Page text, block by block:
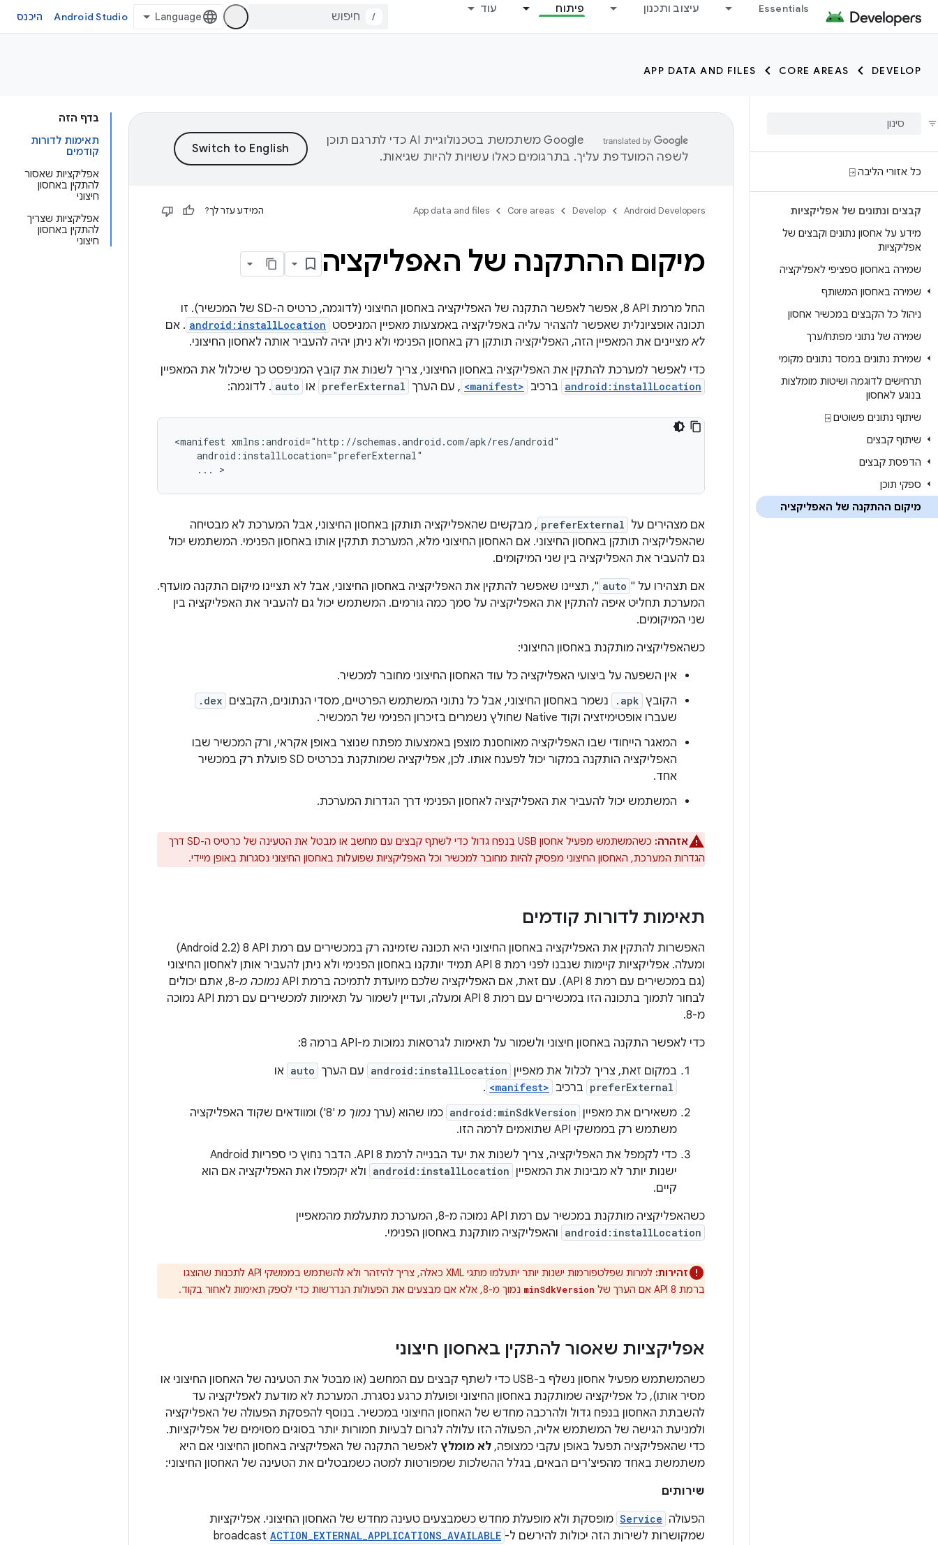
Essentials עיצוב ותכנון פיתוח עוד
/
Android Studio היכנס
DEVELOP
CORE AREAS
APP DATA AND FILES
כל אזורי הליבה ⍈
קבצים ונתונים של אפליקציות
מידע על אחסון נתונים וקבצים של
אפליקציות
שמירה באחסון ספציפי לאפליקציה
שמירה באחסון המשותף
ניהול כל הקבצים במכשיר אחסון
שמירה של נתוני מפתח/ערך
שמירת נתונים במסד נתונים מקומי
תרחישים לדוגמה ושיטות מומלצות
בנוגע לאחסון
שיתוף נתונים פשוטים ⍈
שיתוף קבצים
הדפסת קבצים
ספקי תוכן
מיקום ההתקנה של האפליקציה
בדף הזה
תאימות לדורות
קודמים
אפליקציות שאסור
להתקין באחסון
חיצוני
אפליקציות שצריך
להתקין באחסון
חיצוני
‫Google משתמשת בטכנולוגיית AI כדי לתרגם תוכן
לשפה המועדפת עליך. בתרגומים כאלו עשויות להיות שגיאות.
Android Developers
Develop
Core areas
App data and files המידע עזר לך?
מיקום ההתקנה של האפליקציה
החל מרמת API‏ 8, אפשר לאפשר התקנה של האפליקציה באחסון החיצוני (לדוגמה, כרטיס ה-SD של המכשיר). זו
תכונה אופציונלית שאפשר להצהיר עליה באפליקציה באמצעות מאפיין המניפסט android:installLocation . אם
לא מציינים את המאפיין הזה, האפליקציה תותקן רק באחסון הפנימי ולא ניתן יהיה להעביר אותה לאחסון החיצוני.
כדי לאפשר למערכת להתקין את האפליקציה באחסון החיצוני, צריך לשנות את קובץ המניפסט כך שיכלול את המאפיין
android:installLocation ברכיב <manifest> , עם הערך preferExternal או auto . לדוגמה:
<manifest
...
>
אם מצהירים על preferExternal , מבקשים שהאפליקציה תותקן באחסון החיצוני, אבל המערכת לא מבטיחה
שהאפליקציה תותקן באחסון החיצוני. אם האחסון החיצוני מלא, המערכת תתקין אותו באחסון הפנימי. המשתמש יכול
גם להעביר את האפליקציה בין שני המיקומים.
אם תצהירו על " auto ", תציינו שאפשר להתקין את האפליקציה באחסון החיצוני, אבל לא תציינו מיקום התקנה מועדף.
המערכת תחליט איפה להתקין את האפליקציה על סמך כמה גורמים. המשתמש יכול גם להעביר את האפליקציה בין
שני המיקומים.
כשהאפליקציה מותקנת באחסון החיצוני:
אין השפעה על ביצועי האפליקציה כל עוד האחסון החיצוני מחובר למכשיר.
הקובץ .apk נשמר באחסון החיצוני, אבל כל נתוני המשתמש הפרטיים, מסדי הנתונים, הקבצים .dex
שעברו אופטימיזציה וקוד Native שחולץ נשמרים בזיכרון הפנימי של המכשיר.
המאגר הייחודי שבו האפליקציה מאוחסנת מוצפן באמצעות מפתח שנוצר באופן אקראי, ורק המכשיר שבו
האפליקציה הותקנה במקור יכול לפענח אותו. לכן, אפליקציה שמותקנת בכרטיס SD פועלת רק במכשיר
אחד.
המשתמש יכול להעביר את האפליקציה לאחסון הפנימי דרך הגדרות המערכת.
אזהרה:
כשהמשתמש מפעיל אחסון USB בנפח גדול כדי לשתף קבצים עם מחשב או מבטל את הטעינה של כרטיס ה-SD דרך
הגדרות המערכת, האחסון החיצוני מפסיק להיות מחובר למכשיר וכל האפליקציות שפועלות באחסון החיצוני נסגרות באופן מיידי.
תאימות לדורות קודמים
האפשרות להתקין את האפליקציה באחסון החיצוני היא תכונה שזמינה רק במכשירים עם רמת API‏ 8 (Android 2.2)
ומעלה. אפליקציות קיימות שנבנו לפני רמת API 8 תמיד יותקנו באחסון הפנימי ולא ניתן להעביר אותן לאחסון החיצוני
(גם במכשירים עם רמת API 8). עם זאת, אם האפליקציה שלכם מיועדת לתמיכה ברמת API
נמוכה מ
-8, אתם יכולים
לבחור לתמוך בתכונה הזו במכשירים עם רמת API 8 ומעלה, ועדיין לשמור על תאימות למכשירים עם רמת API נמוכה
מ-8.
כדי לאפשר התקנה באחסון חיצוני ולשמור על תאימות לגרסאות נמוכות מ-API ברמה 8:
במקום זאת, צריך לכלול את מאפיין android:installLocation עם הערך auto או
preferExternal ברכיב <manifest>
.
משאירים את מאפיין android:minSdkVersion כמו שהוא (ערך נמוך מ
'8') ומוודאים שקוד האפליקציה
משתמש רק בממשקי API שתואמים לרמה הזו.
כדי לקמפל את האפליקציה, צריך לשנות את יעד הבנייה לרמת API 8. הדבר נחוץ כי ספריות Android
ישנות יותר לא מבינות את המאפיין android:installLocation ולא יקמפלו את האפליקציה אם הוא
קיים.
כשהאפליקציה מותקנת במכשיר עם רמת API נמוכה מ-8, המערכת מתעלמת מהמאפיין
android:installLocation והאפליקציה מותקנת באחסון הפנימי.
זהירות:
למרות שפלטפורמות ישנות יותר יתעלמו מתגי XML כאלה, צריך להיזהר ולא להשתמש בממשקי API לתכנות שהוצגו
ברמת API 8 אם הערך של
minSdkVersion נמוך מ-8, אלא אם מבצעים את הפעולות הנדרשות כדי לספק תאימות לאחור בקוד.
אפליקציות שאסור להתקין באחסון חיצוני
כשהמשתמש מפעיל אחסון נשלף ב-USB כדי לשתף קבצים עם המחשב (או מבטל את הטעינה של האחסון החיצוני או
מסיר אותו), כל אפליקציה שמותקנת באחסון החיצוני ופועלת כרגע נסגרת. המערכת לא מודעת לאפליקציה עד
להשבתת האחסון בנפח גדול ולהרכבה מחדש של האחסון החיצוני במכשיר. בנוסף להפסקת הפעולה של האפליקציה
ולמניעת הגישה של המשתמש אליה, הפעולה הזו עלולה לגרום לבעיות חמורות יותר בסוגים מסוימים של אפליקציות.
כדי שהאפליקציה תפעל באופן עקבי כמצופה, לא מומלץ לאפשר התקנה של האפליקציה באחסון החיצוני אם היא
משתמשת באחד מהפיצ'רים הבאים, בגלל ההשלכות שמפורטות למטה כשמבטלים את הטעינה של האחסון החיצוני:
שירותים
הפעולה Service מופסקת ולא מופעלת מחדש כשמבצעים טעינה מחדש של האחסון החיצוני. אפליקציות
שמקושרות לשירות הזה יכולות להירשם ל- ACTION_EXTERNAL_APPLICATIONS_AVAILABLE
broadcast